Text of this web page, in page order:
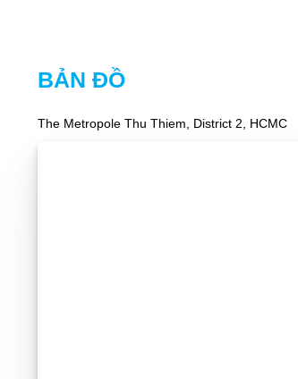
BẢN ĐỒ
The Metropole Thu Thiem, District 2, HCMC